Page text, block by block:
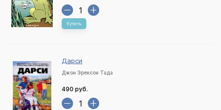
Купить
Дарси
Джон Эрексон Тада
490 руб.